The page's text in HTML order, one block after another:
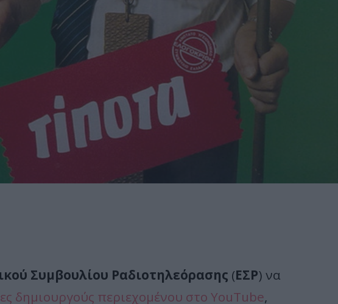
Συμβουλίου Ραδιοτηλεόρασης (ΕΣΡ) να
δημιουργούς περιεχομένου στο YouTube,